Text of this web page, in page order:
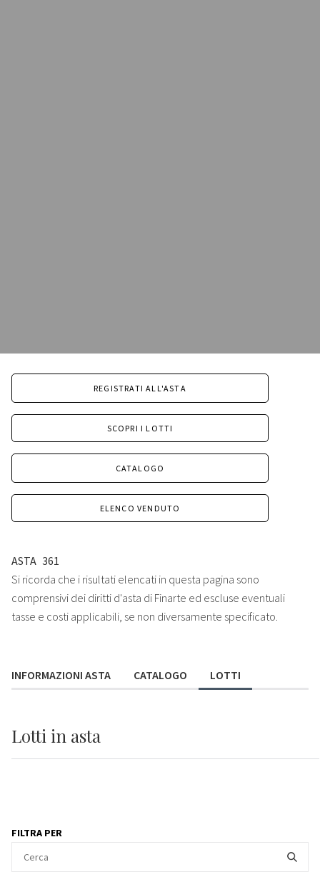
REGISTRATI ALL'ASTA
SCOPRI I LOTTI
CATALOGO
ELENCO VENDUTO
ASTA 361
Si ricorda che i risultati elencati in questa pagina sono
comprensivi dei diritti d'asta di Finarte ed escluse eventuali
tasse e costi applicabili, se non diversamente specificato.
INFORMAZIONI ASTA CATALOGO LOTTI
Lotti in asta
FILTRA PER